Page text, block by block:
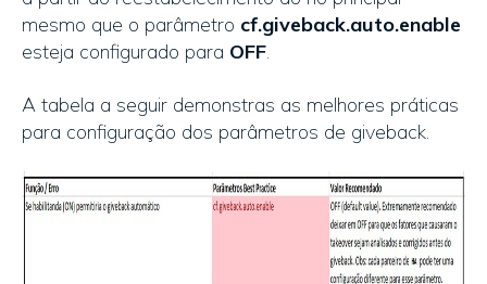
mesmo que o parâmetro cf.giveback.auto.enable
esteja configurado para OFF.
A tabela a seguir demonstras as melhores práticas
para configuração dos parâmetros de giveback.